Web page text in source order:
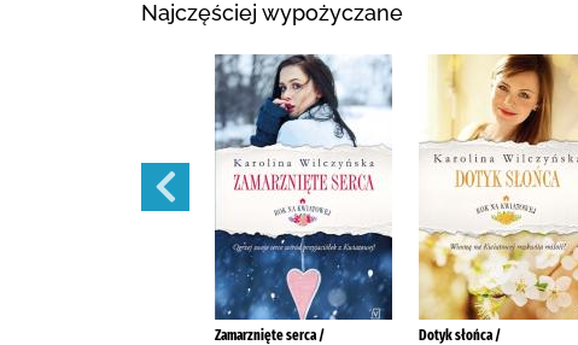
Najczęściej wypożyczane
Zamarznięte serca /
Dotyk słońca /